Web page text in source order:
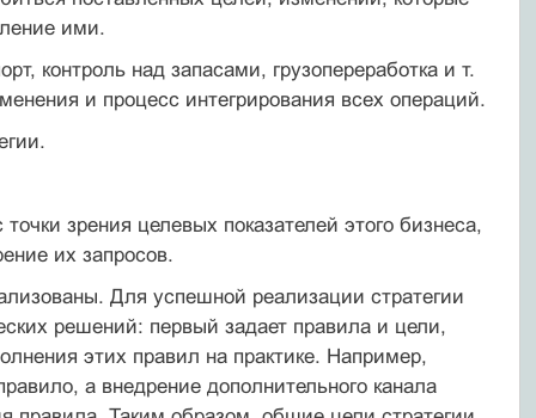
ими.
контроль над запасами, грузопереработка и т.
и процесс интегрирования всех операций.
зрения целевых показателей этого бизнеса,
их запросов.
Для успешной реализации стратегии
решений: первый задает правила и цели,
этих правил на практике. Например,
а внедрение дополнительного канала